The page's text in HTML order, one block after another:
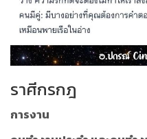
ราศีกรกฎ
การงาน